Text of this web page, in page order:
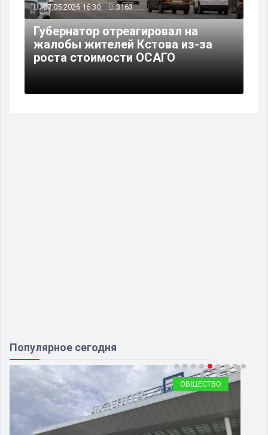
07.05.2026 16:30 3163
Губернатор отреагировал на
жалобы жителей Кстова из-за
роста стоимости ОСАГО
Популярное сегодня
ОБЩЕСТВО